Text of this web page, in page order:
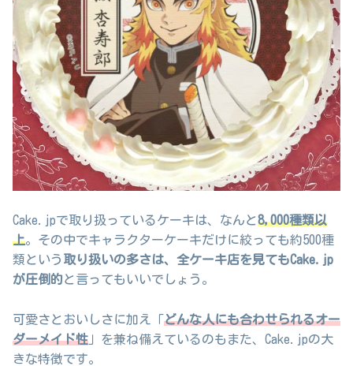
Cake.jpで取り扱っているケーキは、なんと8,000種類以
上。その中でキャラクターケーキだけに絞っても約500種
類という 取り扱いの多さは、全ケーキ店を見てもCake.jp
が圧倒的と言ってもいいでしょう。
可愛さとおいしさに加え「 どんな人にも合わせられるオー
ダーメイド性 」を兼ね備えているのもまた、Cake.jpの大
きな特徴です。